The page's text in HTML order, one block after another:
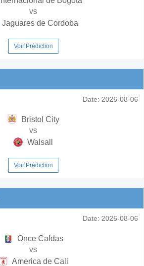
vs
Jaguares de Cordoba
Voir Prédiction
Date: 2026-08-06
Bristol City
vs
Walsall
Voir Prédiction
Date: 2026-08-06
Once Caldas
vs
America de Cali